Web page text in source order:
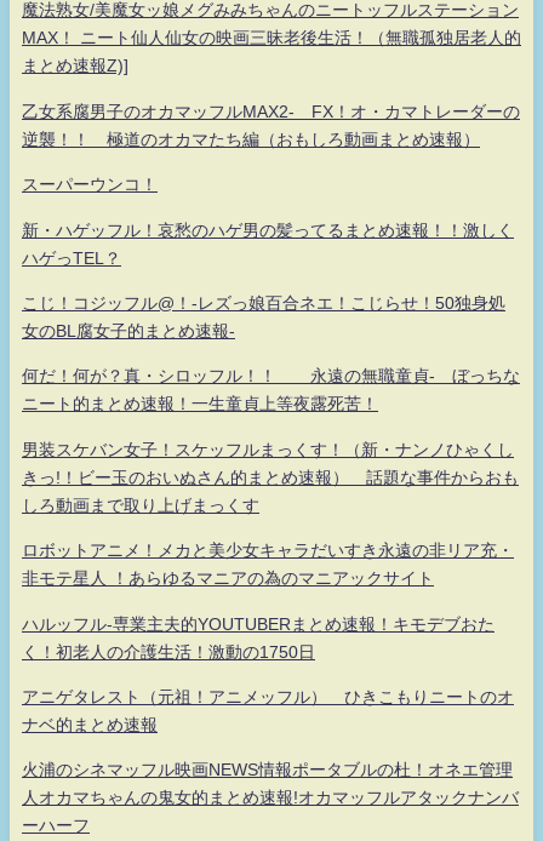
魔法熟女/美魔女ッ娘メグみみちゃんのニートッフルステーション
MAX！ ニート仙人仙女の映画三昧老後生活！（無職孤独居老人的
まとめ速報Z)]
乙女系腐男子のオカマッフルMAX2- FX！オ・カマトレーダーの
逆襲！！ 極道のオカマたち編（おもしろ動画まとめ速報）
スーパーウンコ！
新・ハゲッフル！哀愁のハゲ男の髪ってるまとめ速報！！激しく
ハゲっTEL？
こじ！コジッフル@！-レズっ娘百合ネエ！こじらせ！50独身処
女のBL腐女子的まとめ速報-
何だ！何が？真・シロッフル！！ 永遠の無職童貞- ぼっちな
ニート的まとめ速報！一生童貞上等夜露死苦！
男装スケバン女子！スケッフルまっくす！（新・ナンノひゃくし
きっ!！ビー玉のおいぬさん的まとめ速報） 話題な事件からおも
しろ動画まで取り上げまっくす
ロボットアニメ！メカと美少女キャラだいすき永遠の非リア充・
非モテ星人 ！あらゆるマニアの為のマニアックサイト
ハルッフル-専業主夫的YOUTUBERまとめ速報！キモデブおた
く！初老人の介護生活！激動の1750日
アニゲタレスト（元祖！アニメッフル） ひきこもりニートのオ
ナベ的まとめ速報
火浦のシネマッフル映画NEWS情報ポータブルの杜！オネエ管理
人オカマちゃんの鬼女的まとめ速報!オカマッフルアタックナンバ
ーハーフ